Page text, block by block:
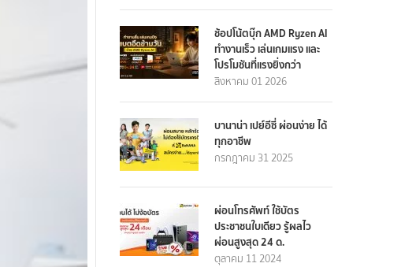
ช้อปโน้ตบุ๊ก AMD Ryzen AI
ทำงานเร็ว เล่นเกมแรง และ
โปรโมชันที่แรงยิ่งกว่า
สิงหาคม 01 2026
บานาน่า เปย์อีซี่ ผ่อนง่าย ได้
ทุกอาชีพ
กรกฎาคม 31 2025
ผ่อนโทรศัพท์ ใช้บัตร
ประชาชนใบเดียว รู้ผลไว
ผ่อนสูงสุด 24 ด.
ตุลาคม 11 2024